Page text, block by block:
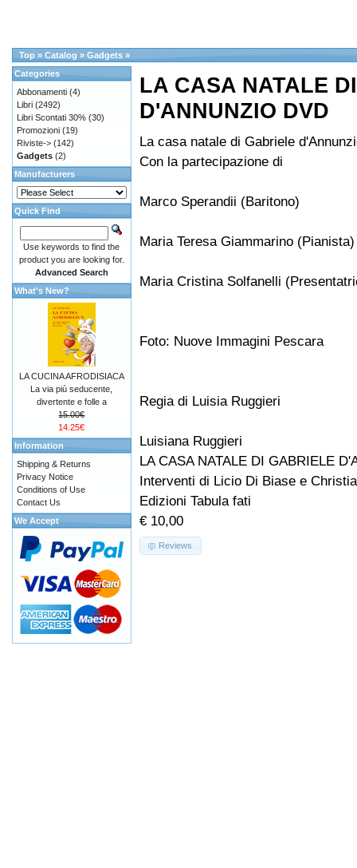
Top » Catalog » Gadgets »
LA CASA NATALE
D'ANNUNZIO DVD
La casa natale di Gabriele
Con la partecipazione di
Marco Sperandii (Baritono)
Maria Teresa Giammarino (Pianista)
Maria Cristina Solfanelli
Foto: Nuove Immagini Pescara
Regia di Luisia Ruggieri
Luisiana Ruggieri
LA CASA NATALE DI GABRIELE
Interventi di Licio Di Biase e
Edizioni Tabula fati
€ 10,00
Reviews
Categories
Abbonamenti (4)
Libri (2492)
Libri Scontati 30% (30)
Promozioni (19)
Riviste-> (142)
Gadgets (2)
Manufacturers
Quick Find
Use keywords to find the
product you are looking for.
Advanced Search
What's New?
LA CUCINA AFRODISIACA
La via più seducente,
divertente e folle a
15.00€
14.25€
Information
Shipping & Returns
Privacy Notice
Conditions of Use
Contact Us
We Accept